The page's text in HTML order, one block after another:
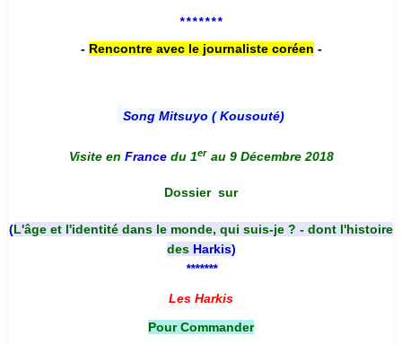
*******
- Rencontre avec le journaliste coréen -
Song Mitsuyo ( Kousouté)
Visite en France du 1er au 9 Décembre 2018
Dossier sur
(L'âge et l'identité dans le monde, qui suis-je ? - dont l'histoire
des Harkis)
*******
Les Harkis
Pour Commander